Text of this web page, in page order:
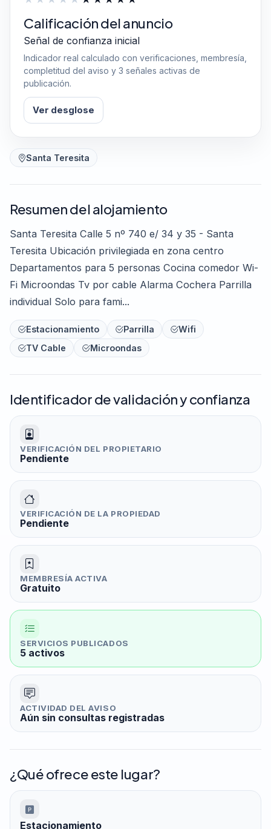
Calificación del anuncio
Señal de confianza inicial
Indicador real calculado con verificaciones, membresía,
completitud del aviso y 3 señales activas de
publicación.
Ver desglose
Santa Teresita
Resumen del alojamiento
Santa Teresita Calle 5 nº 740 e/ 34 y 35 - Santa
Teresita Ubicación privilegiada en zona centro
Departamentos para 5 personas Cocina comedor Wi-
Fi Microondas Tv por cable Alarma Cochera Parrilla
individual Solo para fami...
Estacionamiento Parrilla
Wifi
TV Cable
Microondas
Identificador de validación y confianza
VERIFICACIÓN DEL PROPIETARIO
Pendiente
VERIFICACIÓN DE LA PROPIEDAD
Pendiente
MEMBRESÍA ACTIVA
Gratuito
SERVICIOS PUBLICADOS
5 activos
ACTIVIDAD DEL AVISO
Aún sin consultas registradas
¿Qué ofrece este lugar?
Estacionamiento